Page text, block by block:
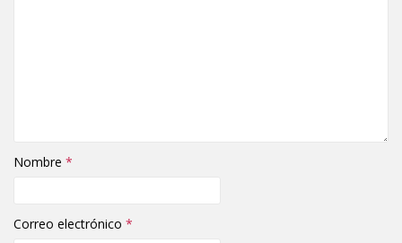
Nombre *
Correo electrónico *